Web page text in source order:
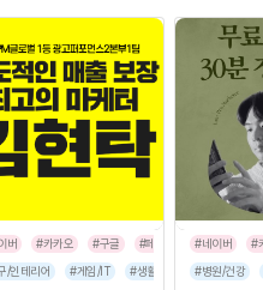
쇼핑몰 #프랜차이즈 #음식점
버 #카카오 #구글 #페이스북
#인스타그램
/인테리어
#게임/IT #생활/리빙 #공공기관
#네이버
#
#병원/건강